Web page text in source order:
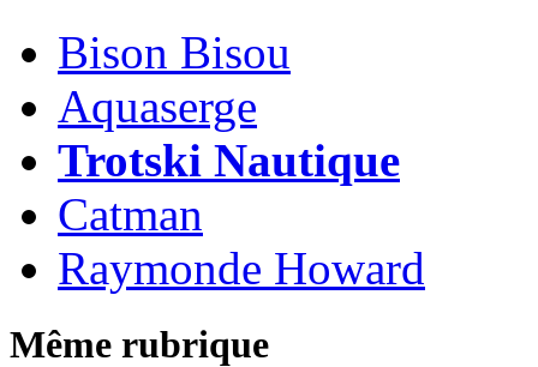
Bison Bisou
Aquaserge
Trotski Nautique
Catman
Raymonde Howard
Même rubrique